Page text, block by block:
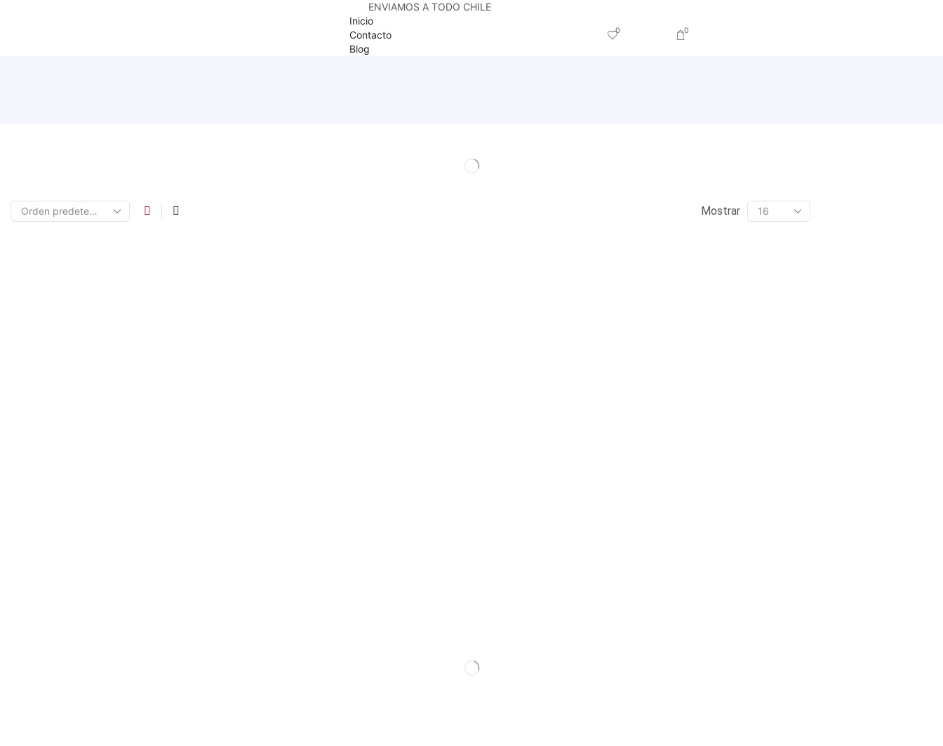
ENVIAMOS A TODO CHILE
Inicio
Contacto
Blog
0 0
Mostrar